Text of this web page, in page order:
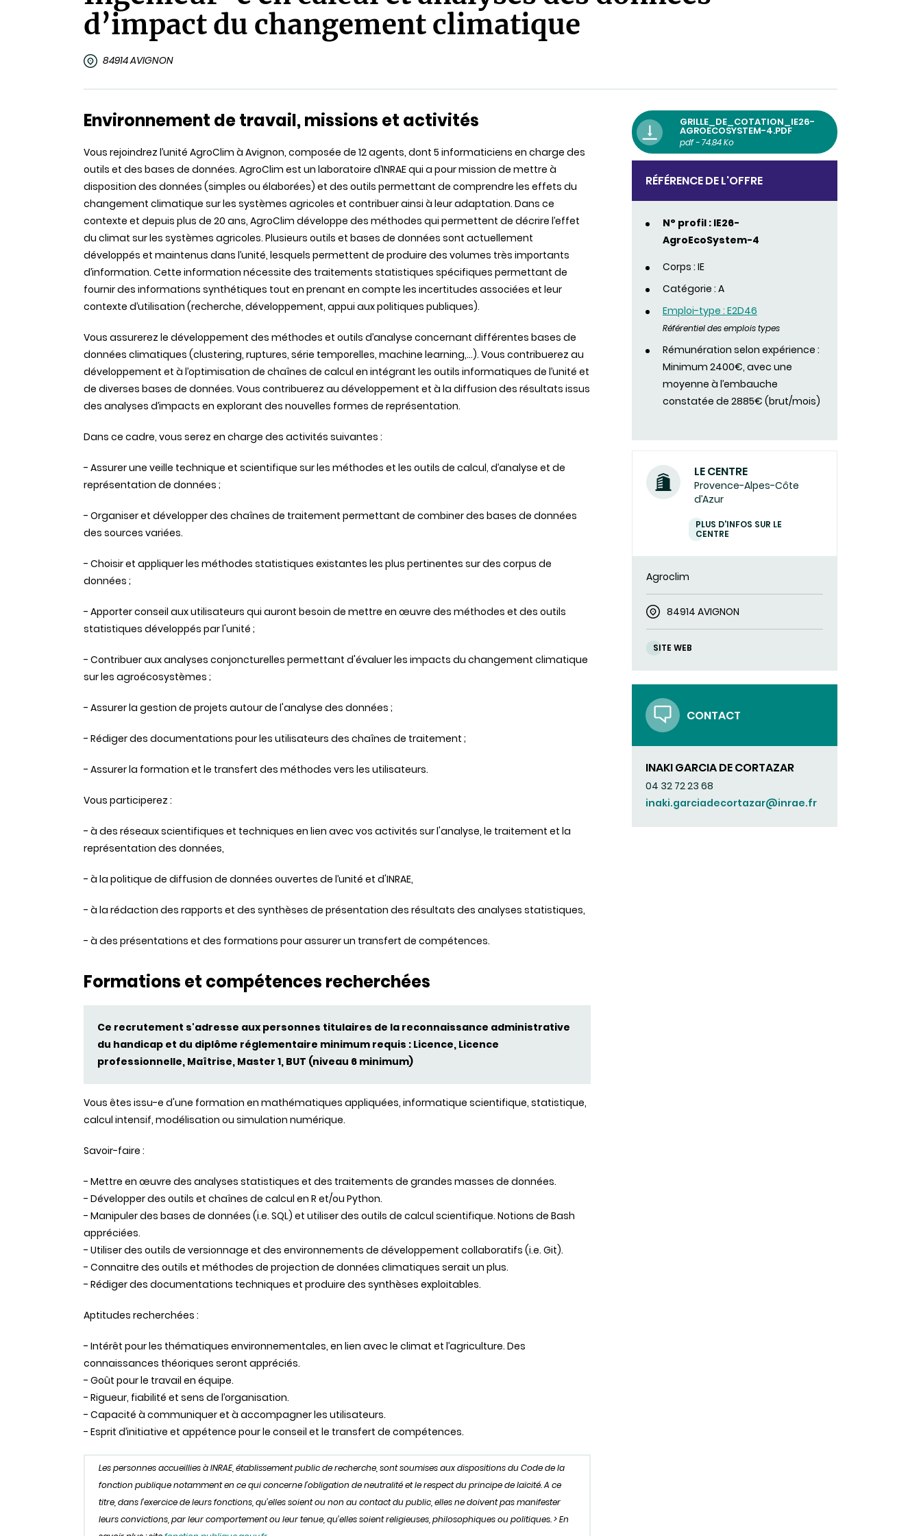
d’impact du changement climatique
84914 AVIGNON
Environnement de travail, missions et activités
Vous rejoindrez l’unité AgroClim à Avignon, composée de 12 agents, dont 5 informaticiens en charge des
outils et des bases de données. AgroClim est un laboratoire d’INRAE qui a pour mission de mettre à
disposition des données (simples ou élaborées) et des outils permettant de comprendre les effets du
changement climatique sur les systèmes agricoles et contribuer ainsi à leur adaptation. Dans ce
contexte et depuis plus de 20 ans, AgroClim développe des méthodes qui permettent de décrire l’effet
du climat sur les systèmes agricoles. Plusieurs outils et bases de données sont actuellement
développés et maintenus dans l’unité, lesquels permettent de produire des volumes très importants
d’information. Cette information nécessite des traitements statistiques spécifiques permettant de
fournir des informations synthétiques tout en prenant en compte les incertitudes associées et leur
contexte d’utilisation (recherche, développement, appui aux politiques publiques).
Vous assurerez le développement des méthodes et outils d’analyse concernant différentes bases de
données climatiques (clustering, ruptures, série temporelles, machine learning,...). Vous contribuerez au
développement et à l’optimisation de chaînes de calcul en intégrant les outils informatiques de l’unité et
de diverses bases de données. Vous contribuerez au développement et à la diffusion des résultats issus
des analyses d’impacts en explorant des nouvelles formes de représentation.
Dans ce cadre, vous serez en charge des activités suivantes :
- Assurer une veille technique et scientifique sur les méthodes et les outils de calcul, d’analyse et de
représentation de données ;
- Organiser et développer des chaînes de traitement permettant de combiner des bases de données
des sources variées.
- Choisir et appliquer les méthodes statistiques existantes les plus pertinentes sur des corpus de
données ;
- Apporter conseil aux utilisateurs qui auront besoin de mettre en œuvre des méthodes et des outils
statistiques développés par l'unité ;
- Contribuer aux analyses conjoncturelles permettant d'évaluer les impacts du changement climatique
sur les agroécosystèmes ;
- Assurer la gestion de projets autour de l'analyse des données ;
- Rédiger des documentations pour les utilisateurs des chaînes de traitement ;
- Assurer la formation et le transfert des méthodes vers les utilisateurs.
Vous participerez :
- à des réseaux scientifiques et techniques en lien avec vos activités sur l'analyse, le traitement et la
représentation des données,
- à la politique de diffusion de données ouvertes de l’unité et d'INRAE,
- à la rédaction des rapports et des synthèses de présentation des résultats des analyses statistiques,
- à des présentations et des formations pour assurer un transfert de compétences.
Formations et compétences recherchées
Ce recrutement s'adresse aux personnes titulaires de la reconnaissance administrative
du handicap et du diplôme réglementaire minimum requis : Licence, Licence
professionnelle, Maîtrise, Master 1, BUT (niveau 6 minimum)
Vous êtes issu-e d'une formation en mathématiques appliquées, informatique scientifique, statistique,
calcul intensif, modélisation ou simulation numérique.
Savoir-faire :
- Mettre en œuvre des analyses statistiques et des traitements de grandes masses de données.
- Développer des outils et chaînes de calcul en R et/ou Python.
- Manipuler des bases de données (i.e. SQL) et utiliser des outils de calcul scientifique. Notions de Bash
appréciées.
- Utiliser des outils de versionnage et des environnements de développement collaboratifs (i.e. Git).
- Connaitre des outils et méthodes de projection de données climatiques serait un plus.
- Rédiger des documentations techniques et produire des synthèses exploitables.
Aptitudes recherchées :
- Intérêt pour les thématiques environnementales, en lien avec le climat et l’agriculture. Des
connaissances théoriques seront appréciés.
- Goût pour le travail en équipe.
- Rigueur, fiabilité et sens de l’organisation.
- Capacité à communiquer et à accompagner les utilisateurs.
- Esprit d’initiative et appétence pour le conseil et le transfert de compétences.
Les personnes accueillies à INRAE, établissement public de recherche, sont soumises aux dispositions du Code de la
fonction publique notamment en ce qui concerne l’obligation de neutralité et le respect du principe de laïcité. A ce
titre, dans l’exercice de leurs fonctions, qu’elles soient ou non au contact du public, elles ne doivent pas manifester
leurs convictions, par leur comportement ou leur tenue, qu’elles soient religieuses, philosophiques ou politiques. > En
GRILLE_DE_COTATION_IE26-
AGROECOSYSTEM-4.PDF
pdf - 74.84 Ko
RÉFÉRENCE DE L'OFFRE
N° profil : IE26-
AgroEcoSystem-4
Corps : IE
Catégorie : A
Emploi-type : E2D46
Référentiel des emplois types
Rémunération selon expérience :
Minimum 2400€, avec une
moyenne à l’embauche
constatée de 2885€ (brut/mois)
LE CENTRE
Provence-Alpes-Côte
d’Azur
PLUS D'INFOS SUR LE
CENTRE
Agroclim
84914 AVIGNON
SITE WEB
CONTACT
INAKI GARCIA DE CORTAZAR
04 32 72 23 68
inaki.garciadecortazar@inrae.fr